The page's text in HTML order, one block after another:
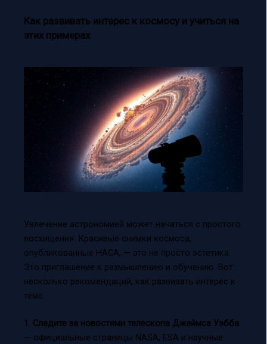
Как развивать интерес к космосу и учиться на
этих примерах
Увлечение астрономией может начаться с простого
восхищения. Красивые снимки космоса,
опубликованные НАСА, — это не просто эстетика.
Это приглашение к размышлению и обучению. Вот
несколько рекомендаций, как развивать интерес к
теме:
1. Следите за новостями телескопа Джеймса Уэбба
— официальные страницы NASA, ESA и научные